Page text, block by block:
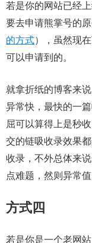
若是你的网站已经
要去申请熊掌号的
的方式），虽然现
可以申请到的。
就拿折纸的博客来
异常快，最快的一
屈可以算得上是秒
交的链吸收录效果
收录，不外总体来
点难题，然则异常值
方式四
若是你是一个老网